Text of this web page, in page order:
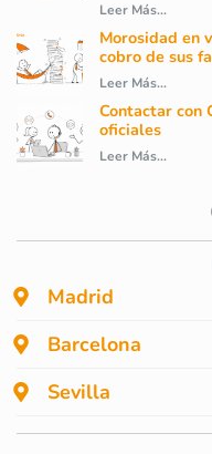
Leer Más...
Morosidad en
cobro de sus
Leer Más...
Contactar con
oficiales
Leer Más...
Madrid
Barcelona
Sevilla